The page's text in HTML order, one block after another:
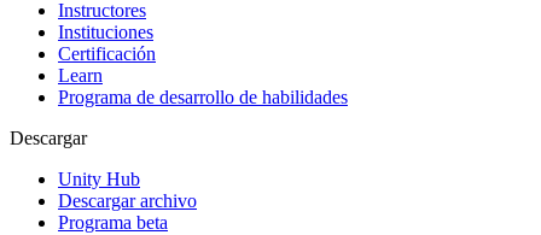
Juegos XR
Lanza juegos XR en múltiples plataformas
Juegos multijugador
Instructores
Instituciones
Certificación
Learn
Programa de desarrollo de habilidades
Descargar
Unity Hub
Descargar archivo
Programa beta